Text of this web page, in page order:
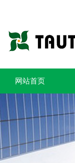
网站首页